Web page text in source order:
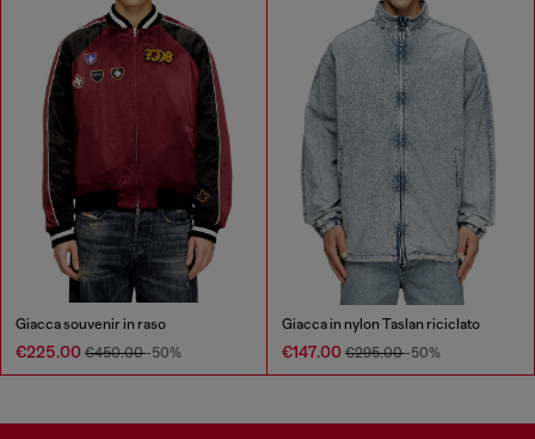
Giacca souvenir in raso
€225.00 €450.00-50%
Giacca in nylon Taslan riciclato
€147.00 €295.00-50%